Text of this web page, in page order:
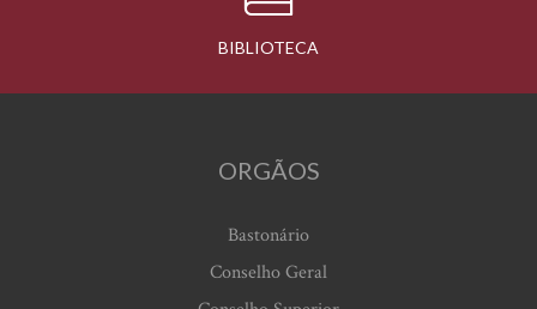
BIBLIOTECA
ORGÃOS
Bastonário
Conselho Geral